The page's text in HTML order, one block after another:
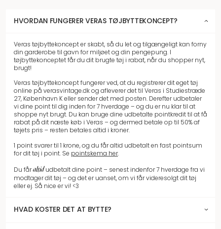
HVORDAN FUNGERER VERAS TØJBYTTEKONCEPT?
Veras tøjbyttekoncept er skabt, så du let og tilgængeligt kan forny
din garderobe til gavn for miljøet og din pengepung. I
tøjbyttekonceptet får du dit brugte tøj i rabat, når du shopper nyt,
brugt!
Veras tøjbyttekoncept fungerer ved, at du registrerer dit eget tøj
online på verasvintage.dk og afleverer det til Veras i Studiestræde
27, København K eller sender det med posten. Derefter udbetaler
vi dine point til dig inden for 7 hverdage – og du er nu klar til at
shoppe nyt brugt. Du kan bruge dine udbetalte pointkredit til at få
rabat på dit næste køb i Veras – og dermed betale op til 50% af
tøjets pris – resten betales altid i kroner.
1 point svarer til 1 krone, og du får altid udbetalt en fast pointsum
for dit tøj i point. Se pointskema her.
Du fåraltidudbetalt dine point – senest indenfor 7 hverdage fra vi
modtager dit tøj – og det er uanset, om vi får videresolgt dit tøj
eller ej. Så nice er vi! <3
HVAD KOSTER DET AT BYTTE?